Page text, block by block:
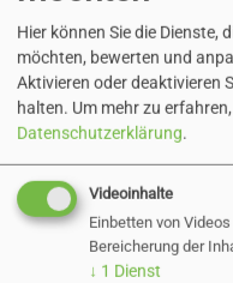
FAQs
Hier können Sie die Dienste,
möchten, bewerten und
Aktivieren oder deaktivieren
halten. Um mehr zu
Datenschutzerklärung.
Videoinhalte
Einbetten von
Bereicherung der
↓ 1 Dienst